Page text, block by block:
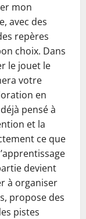
mon
avec des
repères
choix. Dans
le jouet le
votre
en
pensé à
et la
ce que
devient
à organiser
propose des
pistes